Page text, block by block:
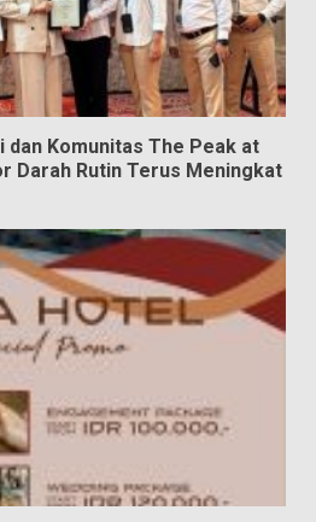
dan Komunitas The Peak at
Darah Rutin Terus Meningkat